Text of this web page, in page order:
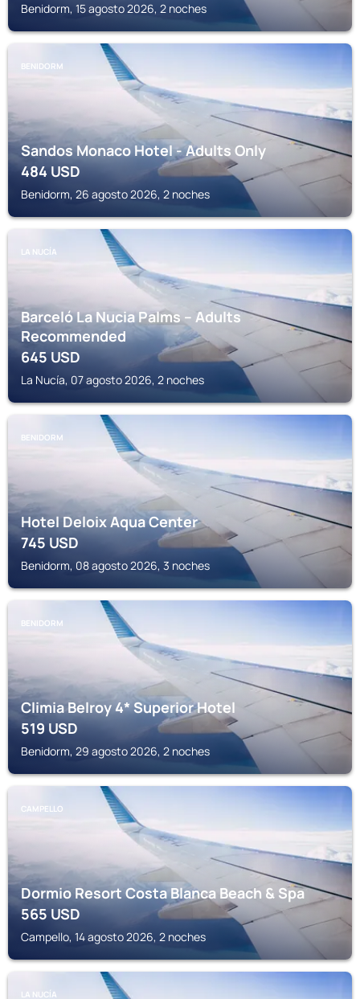
Benidorm, 15 agosto 2026, 2 noches
BENIDORM
Sandos Monaco Hotel - Adults Only
484USD
Benidorm, 26 agosto 2026, 2 noches
LA NUCÍA
Barceló La Nucia Palms – Adults
Recommended
645USD
La Nucía, 07 agosto 2026, 2 noches
BENIDORM
Hotel Deloix Aqua Center
745USD
Benidorm, 08 agosto 2026, 3 noches
BENIDORM
Climia Belroy 4* Superior Hotel
519USD
Benidorm, 29 agosto 2026, 2 noches
CAMPELLO
Dormio Resort Costa Blanca Beach & Spa
565USD
Campello, 14 agosto 2026, 2 noches
LA NUCÍA